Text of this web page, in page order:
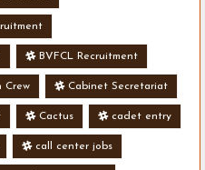
BVFCL Recruitment
Crew Cabinet Secretariat
Cactus cadet entry
call center jobs